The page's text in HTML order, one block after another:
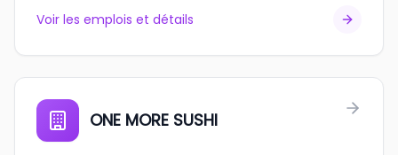
Voir les emplois et détails
ONE MORE SUSHI